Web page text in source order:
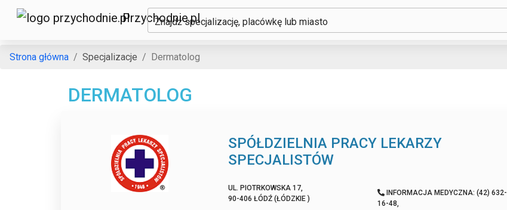
Przychodnie.pl
Znajdź specjalizację, placówkę lub miasto
Strona główna Specjalizacje Dermatolog
DERMATOLOG
SPÓŁDZIELNIA PRACY LEKARZY
SPECJALISTÓW
UL. PIOTRKOWSKA 17,
90-406 ŁÓDŹ (ŁÓDZKIE )
INFORMACJA MEDYCZNA: (42) 632-
16-48,